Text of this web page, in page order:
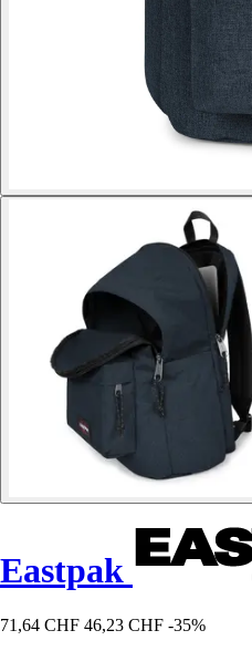
Eastpak
71,64 CHF 46,23 CHF -35%